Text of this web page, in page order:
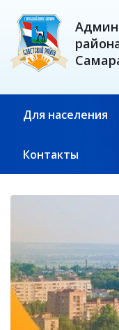
Для населения
Контакты